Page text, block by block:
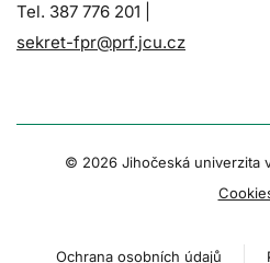
Tel. 387 776 201 |
sekret-fpr@prf.jcu.cz
© 2026 Jihočeská univerzita
Ochrana osobních údajů